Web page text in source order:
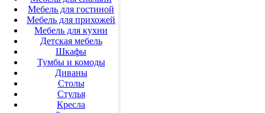
Мебель для гостиной
Мебель для прихожей
Мебель для кухни
Детская мебель
Шкафы
Тумбы и комоды
Диваны
Столы
Стулья
Кресла